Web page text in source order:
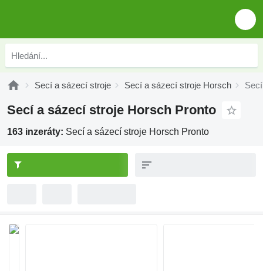
Secí a sázecí stroje Secí a sázecí stroje Horsch
Secí a sázecí stroje Horsch Pronto
163 inzeráty: Secí a sázecí stroje Horsch Pronto